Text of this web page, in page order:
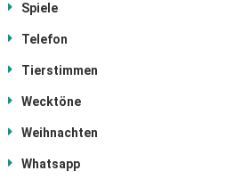
Spiele
Telefon
Tierstimmen
Wecktöne
Weihnachten
Whatsapp